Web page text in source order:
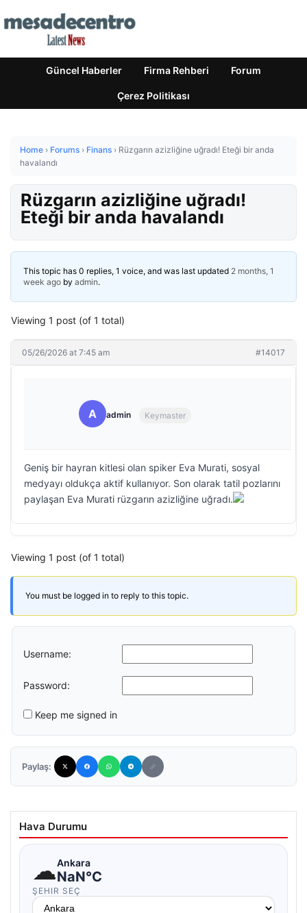
Güncel Haberler Firma Rehberi Forum
Çerez Politikası
Home › Forums › Finans › Rüzgarın azizliğine uğradı! Eteği bir anda
havalandı
Rüzgarın azizliğine uğradı!
Eteği bir anda havalandı
This topic has 0 replies, 1 voice, and was last updated 2 months, 1
week ago by admin.
Viewing 1 post (of 1 total)
05/26/2026 at 7:45 am #14017
A admin Keymaster
Geniş bir hayran kitlesi olan spiker Eva Murati, sosyal
medyayı oldukça aktif kullanıyor. Son olarak tatil pozlarını
paylaşan Eva Murati rüzgarın azizliğine uğradı.
Viewing 1 post (of 1 total)
You must be logged in to reply to this topic.
Username:
Password:
Keep me signed in
Paylaş:
Hava Durumu
☁Ankara
NaN°C
ŞEHIR SEÇ